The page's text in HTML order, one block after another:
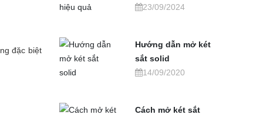
đặc biệt
23/09/2024
Hướng dẫn mở két
sắt solid
14/09/2020
Cách mở két sắt